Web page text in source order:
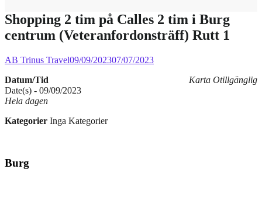
Shopping 2 tim på Calles 2 tim i Burg
centrum (Veteranfordonsträff) Rutt 1
AB Trinus Travel09/09/202307/07/2023
Karta Otillgänglig
Datum/Tid
Date(s) - 09/09/2023
Hela dagen
Kategorier Inga Kategorier
Burg